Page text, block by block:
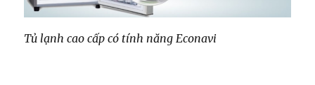
Tủ lạnh cao cấp có tính năng Econavi